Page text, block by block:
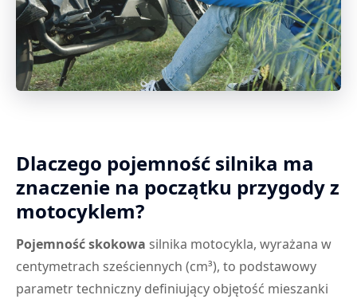
Dlaczego pojemność silnika ma
znaczenie na początku przygody z
motocyklem?
Pojemność skokowa silnika motocykla, wyrażana w
centymetrach sześciennych (cm³), to podstawowy
parametr techniczny definiujący objętość mieszanki